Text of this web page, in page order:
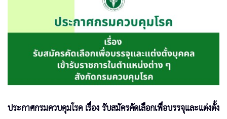
ประกาศกรมควบคุมโรค เรื่อง รับสมัครคัดเลือกเพื่อบรรจุและแต่งตั้ง